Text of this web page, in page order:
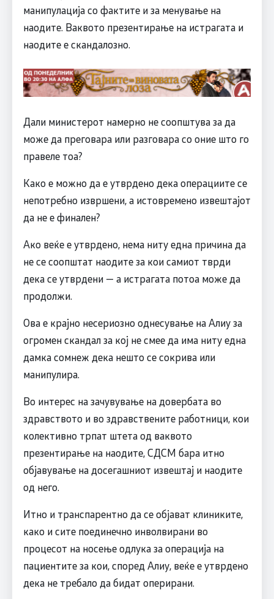
манипулација со фактите и за менување на
наодите. Ваквото презентирање на истрагата и
наодите е скандалозно.
Дали министерот намерно не соопштува за да
може да преговара или разговара со оние што го
правеле тоа?
Како е можно да е утврдено дека операциите се
непотребно извршени, а истовремено извештајот
да не е финален?
Ако веќе е утврдено, нема ниту една причина да
не се соопштат наодите за кои самиот тврди
дека се утврдени — а истрагата потоа може да
продолжи.
Ова е крајно несериозно однесување на Алиу за
огромен скандал за кој не смее да има ниту една
дамка сомнеж дека нешто се сокрива или
манипулира.
Во интерес на зачувување на довербата во
здравството и во здравствените работници, кои
колективно трпат штета од ваквото
презентирање на наодите, СДСМ бара итно
објавување на досегашниот извештај и наодите
од него.
Итно и транспарентно да се објават клиниките,
како и сите поединечно инволвирани во
процесот на носење одлука за операција на
пациентите за кои, според Алиу, веќе е утврдено
дека не требало да бидат оперирани.